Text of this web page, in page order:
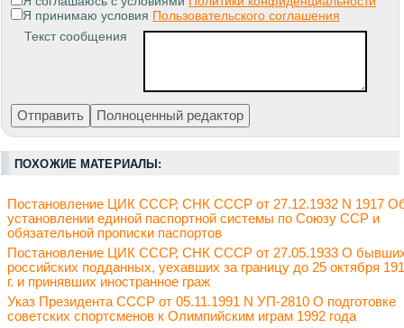
Я принимаю условия Пользовательского соглашения
Текст сообщения
ПОХОЖИЕ МАТЕРИАЛЫ:
Постановление ЦИК СССР, СНК СССР от 27.12.1932 N 1917
установлении единой паспортной системы по Союзу ССР и
обязательной прописки паспортов
Постановление ЦИК СССР, СНК СССР от 27.05.1933 О
российских подданных, уехавших за границу до 25 октября
г. и принявших иностранное граж
Указ Президента СССР от 05.11.1991 N УП-2810 О подготовке
советских спортсменов к Олимпийским играм 1992 года